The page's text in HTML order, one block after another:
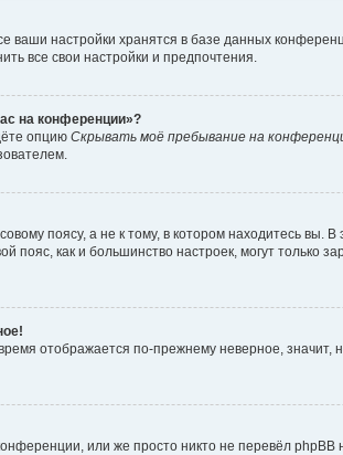
ваши настройки хранятся в базе данных
все свои настройки и предпочтения.
на конференции»?
опцию Скрывать моё пребывание на
поясу, а не к тому, в котором находитесь вы.
пояс, как и большинство настроек, могут
отображается по-прежнему неверное,
или же просто никто не перевёл